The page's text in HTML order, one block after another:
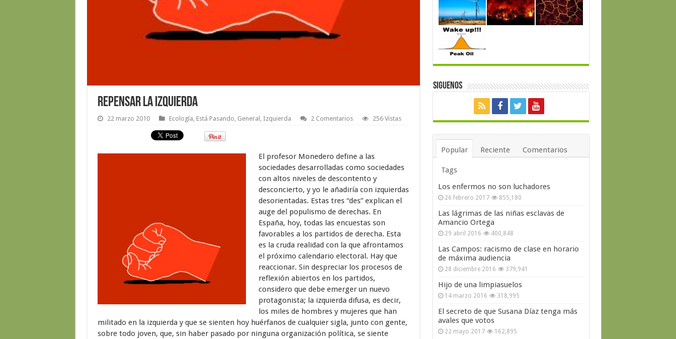
Repensar la Izquierda
22 marzo 2010 Ecología, Está Pasando, General , Izquierda 2 Comentarios 256 Vistas
El profesor Monedero define a las
sociedades desarrolladas como sociedades
con altos niveles de descontento y
desconcierto, y yo le añadiría con izquierdas
desorientadas. Estas tres “des” explican el
auge del populismo de derechas. En
España, hoy, todas las encuestas son
favorables a los partidos de derecha. Esta
es la cruda realidad con la que afrontamos
el próximo calendario electoral. Hay que
reaccionar. Sin despreciar los procesos de
reflexión abiertos en los partidos,
considero que debe emerger un nuevo
protagonista; la izquierda difusa, es decir,
los miles de hombres y mujeres que han
militado en la izquierda y que se sienten hoy huérfanos de cualquier sigla, junto con gente,
sobre todo joven, que, sin haber pasado por ninguna organización política, se siente
Siguenos
Popular Reciente Comentarios
Tags
Los enfermos no son luchadores
26 febrero 2017 855,180
Las lágrimas de las niñas esclavas de
Amancio Ortega
29 abril 2016 400,848
Las Campos: racismo de clase en horario
de máxima audiencia
28 diciembre 2016 379,941
Hijo de una limpiasuelos
14 marzo 2016 318,995
El secreto de que Susana Díaz tenga más
avales que votos
22 mayo 2017 162,895